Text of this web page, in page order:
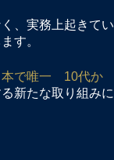
、実務上起きてい
す。
本で唯一 10代か
新たな取り組みに